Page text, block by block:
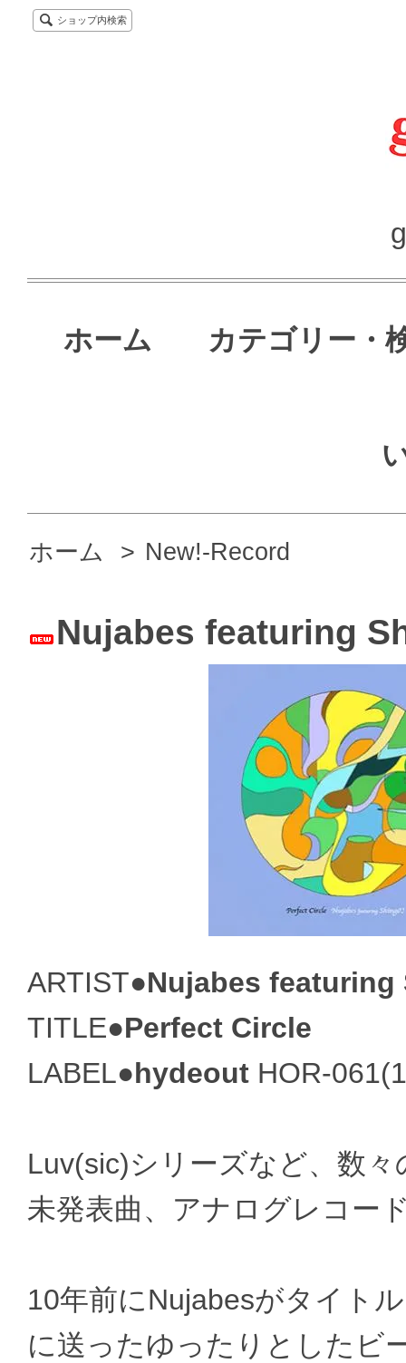
ショップ内検索
ホーム カテゴリー・
ホーム > New!-Record
Nujabes featuring
ARTIST●Nujabes featuring
TITLE●Perfect Circle
LABEL●hydeout HOR-
Luv(sic)シリーズなど、数
未発表曲、アナログレコー
10年前にNujabesがタイト
に送ったゆったりとしたビ